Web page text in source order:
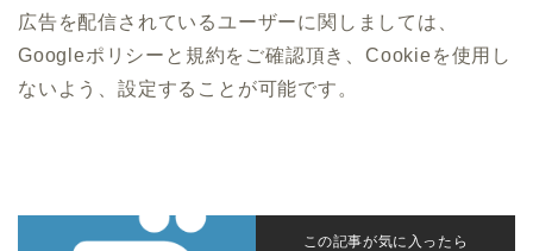
広告を配信されているユーザーに関しましては、
Googleポリシーと規約をご確認頂き、Cookieを使用し
ないよう、設定することが可能です。
この記事が気に入ったら